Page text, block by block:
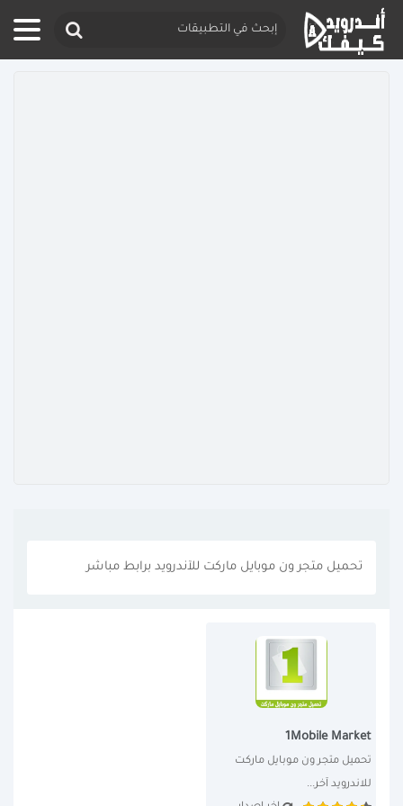
تحميل متجر ون موبايل ماركت للآندرويد برابط مباشر
1Mobile Market
للاندرويد آخر...